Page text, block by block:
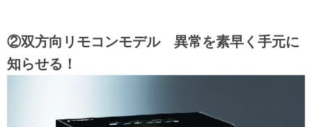
②双方向リモコンモデル 異常を素早く手元に
知らせる！